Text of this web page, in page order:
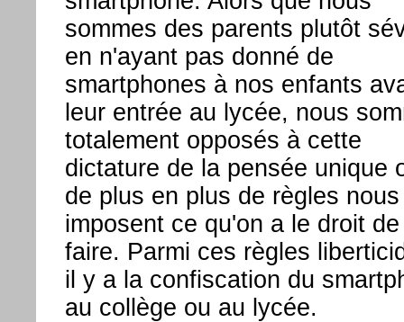
sommes des parents plutôt
en n'ayant pas donné de
smartphones à nos enfants
leur entrée au lycée, nous
totalement opposés à cette
dictature de la pensée unique
de plus en plus de règles nous
imposent ce qu'on a le droit de
faire. Parmi ces règles
il y a la confiscation du
au collège ou au lycée.